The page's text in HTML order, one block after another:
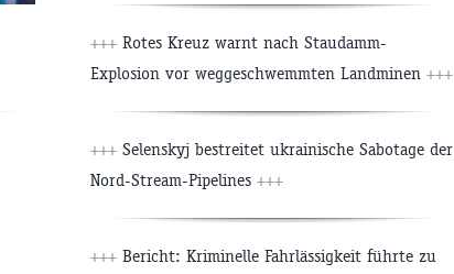
+++ Rotes Kreuz warnt nach Staudamm-
Explosion vor weggeschwemmten Landminen +++
+++ Selenskyj bestreitet ukrainische Sabotage der
Nord-Stream-Pipelines +++
+++ Bericht: Kriminelle Fahrlässigkeit führte zu